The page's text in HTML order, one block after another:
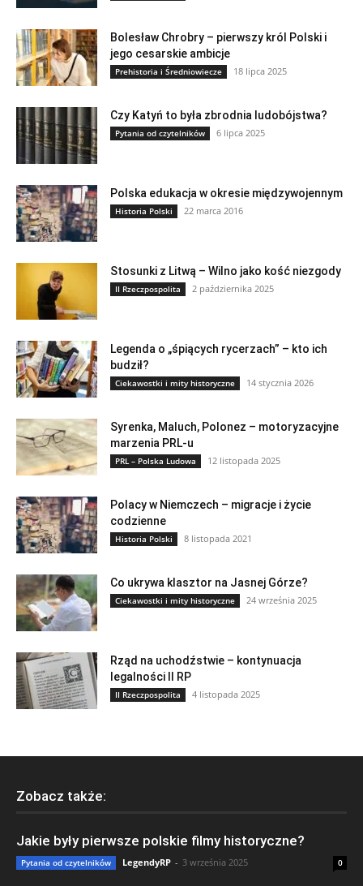
Bolesław Chrobry – pierwszy król Polski i
jego cesarskie ambicje
Prehistoria i Średniowiecze 18 lipca 2025
Czy Katyń to była zbrodnia ludobójstwa?
Pytania od czytelników 6 lipca 2025
Polska edukacja w okresie międzywojennym
Historia Polski 22 marca 2016
Stosunki z Litwą – Wilno jako kość niezgody
II Rzeczpospolita 2 października 2025
Legenda o „śpiących rycerzach” – kto ich
budził?
Ciekawostki i mity historyczne 14 stycznia 2026
Syrenka, Maluch, Polonez – motoryzacyjne
marzenia PRL-u
PRL – Polska Ludowa 12 listopada 2025
Polacy w Niemczech – migracje i życie
codzienne
Historia Polski 8 listopada 2021
Co ukrywa klasztor na Jasnej Górze?
Ciekawostki i mity historyczne 24 września 2025
Rząd na uchodźstwie – kontynuacja
legalności II RP
II Rzeczpospolita 4 listopada 2025
Zobacz także:
Jakie były pierwsze polskie filmy historyczne?
Pytania od czytelników LegendyRP - 3 września 2025 0